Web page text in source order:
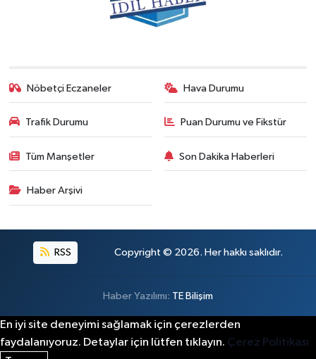
Nöbetçi Eczaneler Hava Durumu
Trafik Durumu Puan Durumu ve Fikstür
Tüm Manşetler Son Dakika Haberleri
Haber Arşivi
RSS Copyright © 2026. Her hakkı saklıdır.
Haber Yazılımı: TE Bilişim
En iyi site deneyimi sağlamak için çerezlerden
faydalanıyoruz. Detaylar için lütfen tıklayın. Çerez Politikası